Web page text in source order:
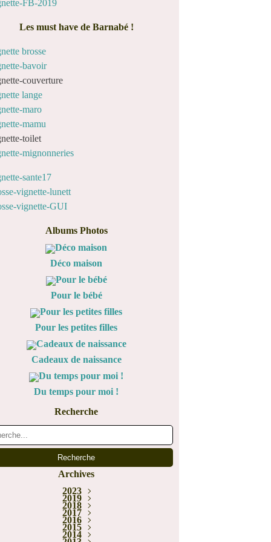
Les must have de Barnabé !
Albums Photos
Déco maison
Pour le bébé
Pour les petites filles
Cadeaux de naissance
Du temps pour moi !
Recherche
Archives
2023
Janvier
2019
Juin (1)
Février
2018
Décembre
Novembre
Juillet(2)
Mai (1)
2017
Décembre
Novembre
Octobre
2016
Décembre
Novembre
2015
Décembre
2014